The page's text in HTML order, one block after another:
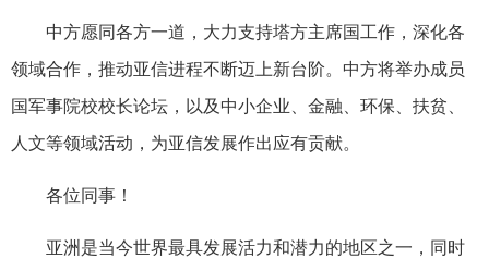
中方愿同各方一道，大力支持塔方主席国工作，深化各
领域合作，推动亚信进程不断迈上新台阶。中方将举办成员
国军事院校校长论坛，以及中小企业、金融、环保、扶贫、
人文等领域活动，为亚信发展作出应有贡献。
各位同事！
亚洲是当今世界最具发展活力和潜力的地区之一，同时